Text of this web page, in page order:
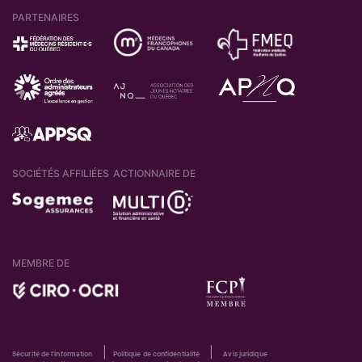
PARTENAIRES
SOCIÉTÉS AFFILIÉES ACTIONNAIRE DE
MEMBRE DE
Sécurité de l'information Politique de confidentialité |Avis juridique